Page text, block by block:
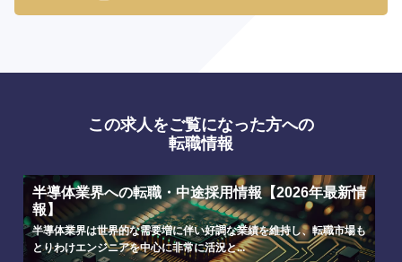
この求人をご覧になった方への
転職情報
半導体業界への転職・中途採用情報【2026年最新情
報】
半導体業界は世界的な需要増に伴い好調な業績を維持し、転職市場も
とりわけエンジニアを中心に非常に活況と...